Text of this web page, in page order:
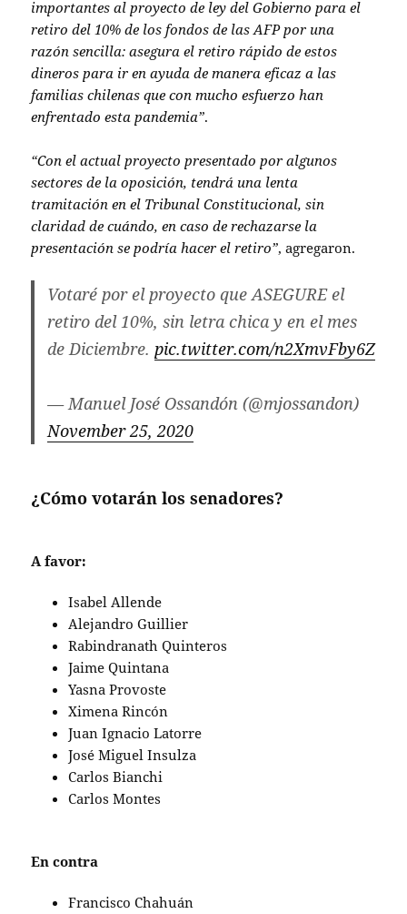
importantes al proyecto de ley del Gobierno para el
retiro del 10% de los fondos de las AFP por una
razón sencilla: asegura el retiro rápido de estos
dineros para ir en ayuda de manera eficaz a las
familias chilenas que con mucho esfuerzo han
enfrentado esta pandemia”.
“Con el actual proyecto presentado por algunos
sectores de la oposición, tendrá una lenta
tramitación en el Tribunal Constitucional, sin
claridad de cuándo, en caso de rechazarse la
presentación se podría hacer el retiro”, agregaron.
Votaré por el proyecto que ASEGURE el
retiro del 10%, sin letra chica y en el mes
de Diciembre.pic.twitter.com/n2XmvFby6Z
— Manuel José Ossandón (@mjossandon)
November 25, 2020
¿Cómo votarán los senadores?
A favor:
Isabel Allende
Alejandro Guillier
Rabindranath Quinteros
Jaime Quintana
Yasna Provoste
Ximena Rincón
Juan Ignacio Latorre
José Miguel Insulza
Carlos Bianchi
Carlos Montes
En contra
Francisco Chahuán